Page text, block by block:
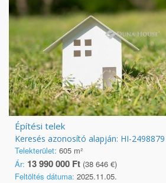
Építési telek
Keresés azonosító alapján: HI-2498879
Telekterület: 605 m²
Ár: 13 990 000 Ft (38 646 €)
Feltöltés dátuma: 2025.11.05.